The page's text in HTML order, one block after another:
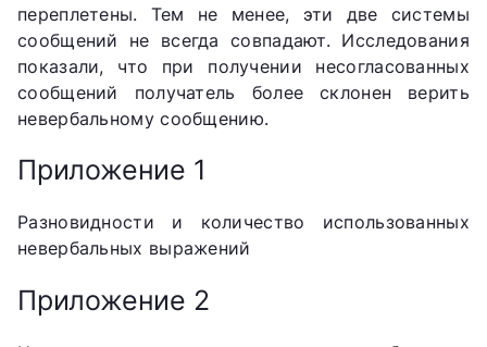
переплетены. Тем не менее, эти две системы
сообщений не всегда совпадают. Исследования
показали, что при получении несогласованных
сообщений получатель более склонен верить
невербальному сообщению.
Приложение 1
Разновидности и количество использованных
невербальных выражений
Приложение 2